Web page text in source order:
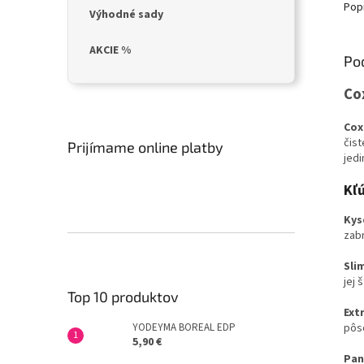
Výhodné sady
AKCIE %
Prijímame online platby
Top 10 produktov
YODEYMA BOREAL EDP
5,90 €
jej